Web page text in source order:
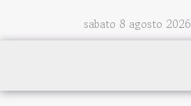
sabato 8 agosto 2026